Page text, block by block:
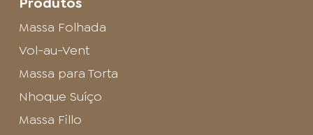
Massa Folhada
Vol-au-Vent
Massa para Torta
Nhoque Suíço
Massa Fillo